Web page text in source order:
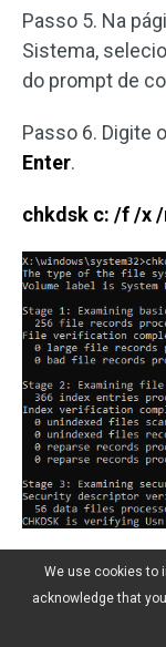
Passo 5. Na
Sistema,
do prompt de
Passo 6. Digite
Enter.
chkdsk c: /f /x
Solução 6.
do Sistema
We use cookies to
acknowledge that